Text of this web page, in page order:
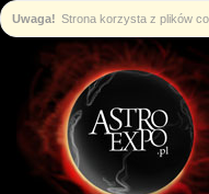
Uwaga! Strona korzysta z plików